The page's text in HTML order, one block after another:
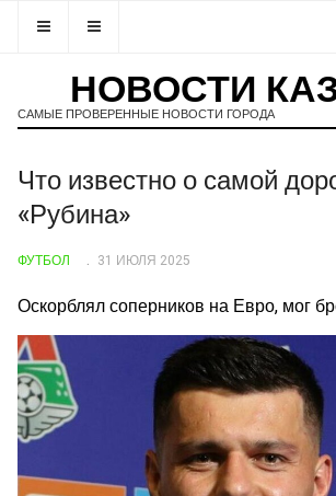
НОВОСТИ
САМЫЕ ПРОВЕРЕННЫЕ НОВОСТИ ГОРОДА
Что известно о самой
«Рубина»
ФУТБОЛ 31 ИЮЛЯ 2025
Оскорблял соперников на Евро, мог